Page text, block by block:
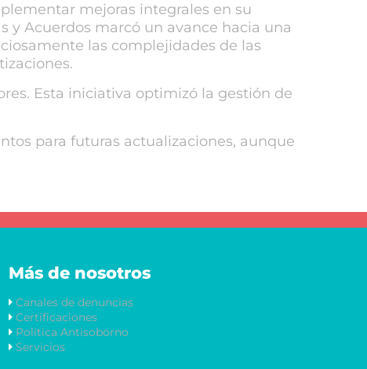
mejoras integrales en su
y Acuerdos marcó un avance hacia una
las complejidades de las
Esta iniciativa optimizó la gestión de
para futuras actualizaciones, aunque
Más de nosotros
Canales de denuncias
Certificaciones
Política Antisoborno
Servicios